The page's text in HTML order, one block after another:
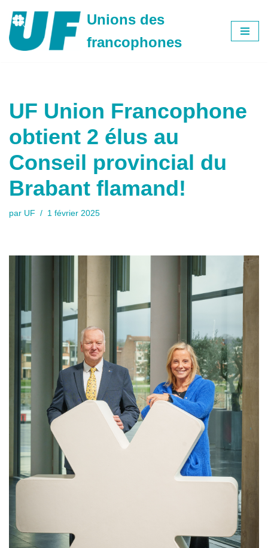
Aller
au
Unions des
francophones
UF Union Francophone
obtient 2 élus au
Conseil provincial du
Brabant flamand!
par UF 1 février 2025